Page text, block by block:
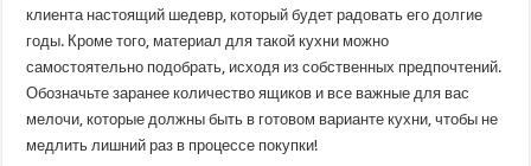
клиента настоящий шедевр, который будет радовать его долгие
годы. Кроме того, материал для такой кухни можно
самостоятельно подобрать, исходя из собственных предпочтений.
Обозначьте заранее количество ящиков и все важные для вас
мелочи, которые должны быть в готовом варианте кухни, чтобы не
медлить лишний раз в процессе покупки!